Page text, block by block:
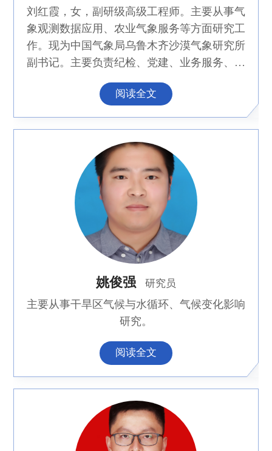
Atmospheres》《Journal of Forestry Research》
《Journal of Environmental Management》
《Ecology and Evolution》《Renewal Energy》
《CATENA》《Advances in Meteorology》
Geosciences》《Journal of Wind Engineering &
Industrial Aerodynamics》 《地理科学进展》
刘红霞，女，副研级高级工程师。主要从事气
象观测数据应用、农业气象服务等方面研究工
作。现为中国气象局乌鲁木齐沙漠气象研究所
副书记。主要负责纪检、党建、业务服务、安
阅读全文
姚俊强 研究员
主要从事干旱区气候与水循环、气候变化影响
研究。
阅读全文